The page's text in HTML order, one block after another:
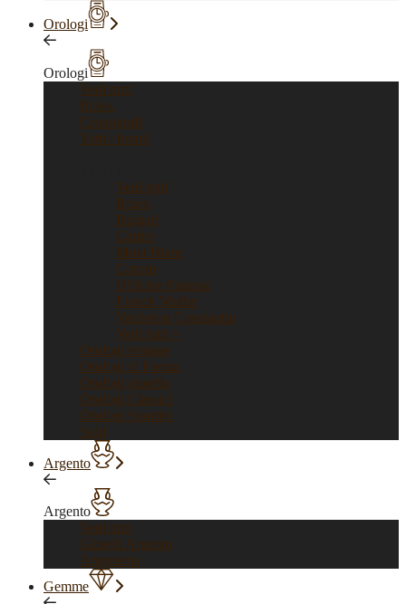
Orologi
Orologi
Vedi tutti
Rolex
Cronografi
Tutti i brand
Vedi tutti
Rolex
Bulgari
Cartier
Mont Blanc
Corum
Officine Panerai
Franck Muller
Vacheron Constantin
Vedi tutti >
Orologi vintage
Orologi di Forma
Orologi gioiello
Orologi Classici
Orologi Sportivi
Sold
Argento
Argento
Vedi tutti
Gioielli Argento
Argenteria
Gemme